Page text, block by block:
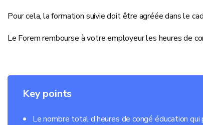
Pour cela, la formation suivie doit être agréée dans le
Le Forem rembourse à votre employeur les heures de
Key points
Le nombre total d’heures de congé éducation